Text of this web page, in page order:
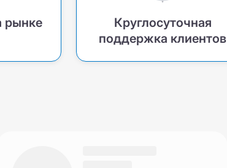
рынке
Круглосуточная
поддержка клиентов